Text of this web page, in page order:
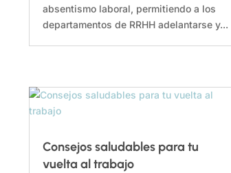
absentismo laboral, permitiendo a los
departamentos de RRHH adelantarse y...
Consejos saludables para tu
vuelta al trabajo